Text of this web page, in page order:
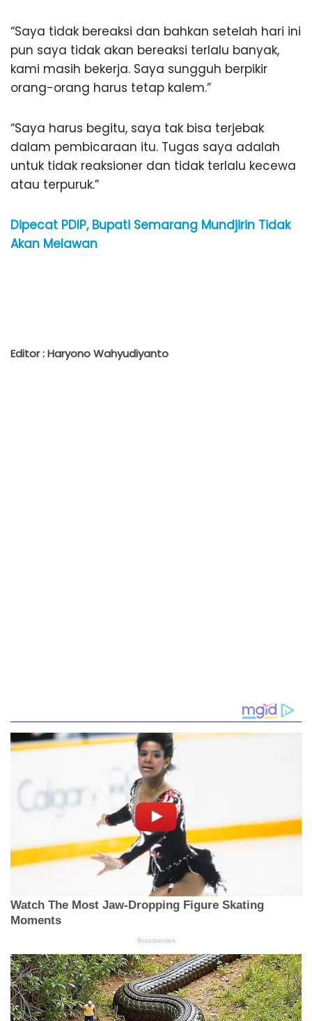
“Saya tidak bereaksi dan bahkan setelah hari ini
pun saya tidak akan bereaksi terlalu banyak,
kami masih bekerja. Saya sungguh berpikir
orang-orang harus tetap kalem.”
“Saya harus begitu, saya tak bisa terjebak
dalam pembicaraan itu. Tugas saya adalah
untuk tidak reaksioner dan tidak terlalu kecewa
atau terpuruk.”
Dipecat PDIP, Bupati Semarang Mundjirin Tidak
Akan Melawan
Editor : Haryono Wahyudiyanto